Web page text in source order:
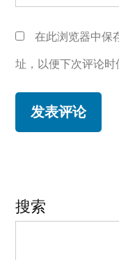
在此浏览器中保
址，以便下次评论时
搜索